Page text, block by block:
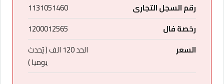
رقم السجل التجارى
1131051460
رخصة فال
1200012565
السعر
الحد 120 الف ( يُحدث
يوميا )